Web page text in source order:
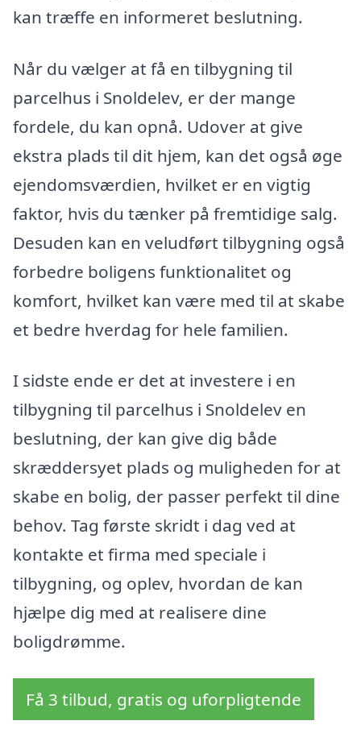
kan træffe en informeret beslutning.
Når du vælger at få en tilbygning til
parcelhus i Snoldelev, er der mange
fordele, du kan opnå. Udover at give
ekstra plads til dit hjem, kan det også øge
ejendomsværdien, hvilket er en vigtig
faktor, hvis du tænker på fremtidige salg.
Desuden kan en veludført tilbygning også
forbedre boligens funktionalitet og
komfort, hvilket kan være med til at skabe
et bedre hverdag for hele familien.
I sidste ende er det at investere i en
tilbygning til parcelhus i Snoldelev en
beslutning, der kan give dig både
skræddersyet plads og muligheden for at
skabe en bolig, der passer perfekt til dine
behov. Tag første skridt i dag ved at
kontakte et firma med speciale i
tilbygning, og oplev, hvordan de kan
hjælpe dig med at realisere dine
boligdrømme.
Få 3 tilbud, gratis og uforpligtende